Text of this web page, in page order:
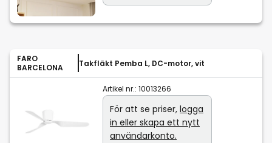
FARO
BARCELONA
Takfläkt Pemba L, DC-motor, vit
Artikel nr.: 10013266
För att se priser, logga
in eller skapa ett nytt
användarkonto.